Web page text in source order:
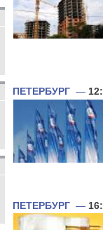
ПЕТЕРБУРГ —
ПЕТЕРБУРГ —